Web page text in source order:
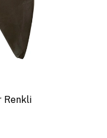
Renkli